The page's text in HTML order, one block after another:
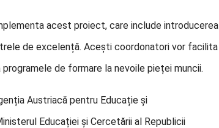
acest proiect, care include introducerea
de excelență. Acești coordonatori vor facilita
de formare la nevoile pieței muncii.
Austriacă pentru Educație și
Educației și Cercetării al Republicii